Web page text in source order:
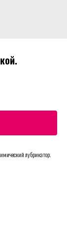
лубрикатор.